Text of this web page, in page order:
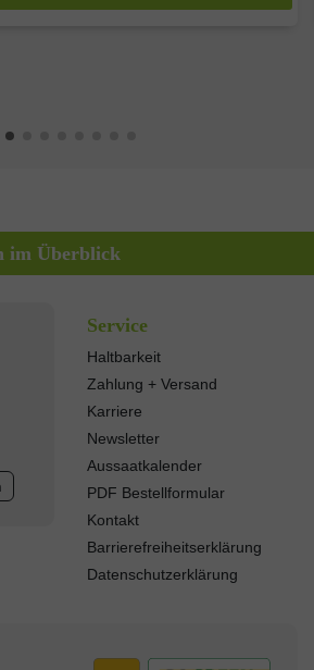
im Überblick
Service
Haltbarkeit
Zahlung + Versand
Karriere
Newsletter
Aussaatkalender
PDF Bestellformular
Kontakt
Barrierefreiheitserklärung
Datenschutzerklärung